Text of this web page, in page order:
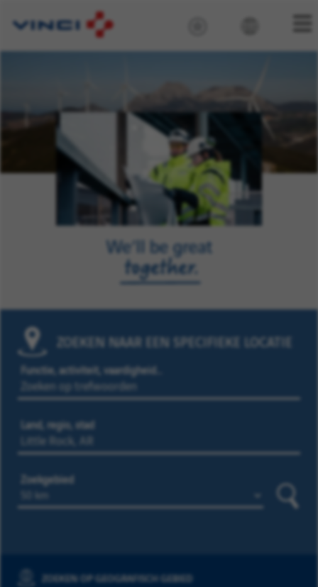
ZOEKEN NAAR EEN SPECIFIEKE LOCATIE
Functie, activiteit, vaardigheid…
Land, regio, stad
Zoekgebied
ZOEKEN OP GEOGRAFISCH GEBIED